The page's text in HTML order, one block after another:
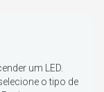
um LED.
o tipo de